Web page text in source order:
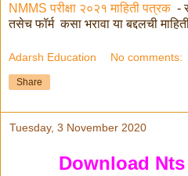
NMMS परीक्षा २०२१ माहिती पत्रक -
तसेच फॉर्म कसा भरावा या बद्दलची
Adarsh Education No comments:
Share
Tuesday, 3 November 2020
Download